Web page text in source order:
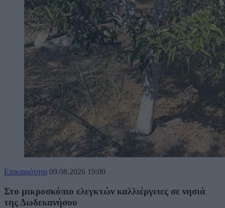
Επικαιρότητα 09.08.2026 19:00
Στο μικροσκόπιο ελεγκτών καλλιέργειες σε νησιά
της Δωδεκανήσου